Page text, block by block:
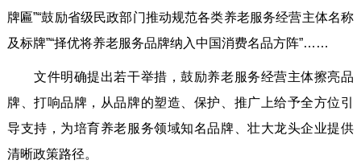
牌匾”“鼓励省级民政部门推动规范各类养老服务经营主体名称
及标牌”“择优将养老服务品牌纳入中国消费名品方阵”……
文件明确提出若干举措，鼓励养老服务经营主体擦亮品
牌、打响品牌，从品牌的塑造、保护、推广上给予全方位引
导支持，为培育养老服务领域知名品牌、壮大龙头企业提供
清晰政策路径。